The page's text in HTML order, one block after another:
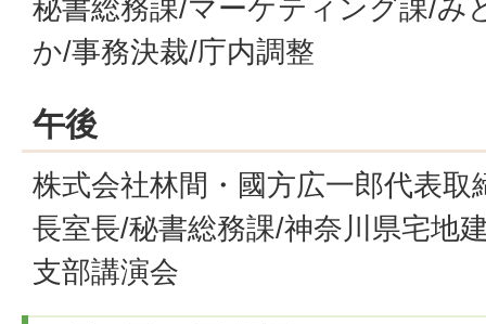
秘書総務課/マーケティング課/み
か/事務決裁/庁内調整
午後
株式会社林間・國方広一郎代表取
長室長/秘書総務課/神奈川県宅地
支部講演会